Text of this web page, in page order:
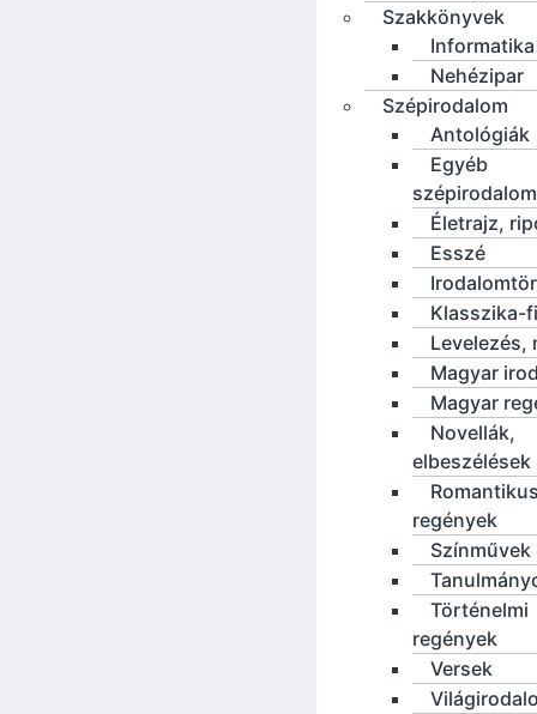
Szakkönyvek
Informatika
Nehézipar
Szépirodalom
Antológiák
Egyéb
szépirodalom
Életrajz,
Esszé
Klasszika-
Levelezés,
Magyar
Magyar
Novellák,
elbeszélések
regények
Színművek
Történelmi
regények
Versek